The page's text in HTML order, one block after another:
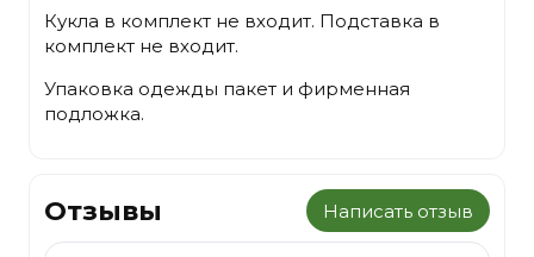
Кукла в комплект не входит. Подставка в
комплект не входит.
Упаковка одежды пакет и фирменная
подложка.
Отзывы Написать отзыв